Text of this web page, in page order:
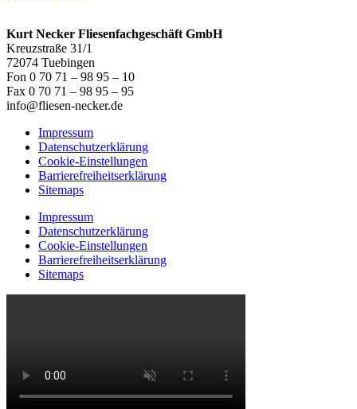
Kurt Necker Fliesenfachgeschäft GmbH
Kreuzstraße 31/1
72074 Tuebingen
Fon 0 70 71 – 98 95 – 10
Fax 0 70 71 – 98 95 – 95
info@fliesen-necker.de
Impressum
Datenschutzerklärung
Cookie-Einstellungen
Barrierefreiheitserklärung
Sitemaps
Impressum
Datenschutzerklärung
Cookie-Einstellungen
Barrierefreiheitserklärung
Sitemaps